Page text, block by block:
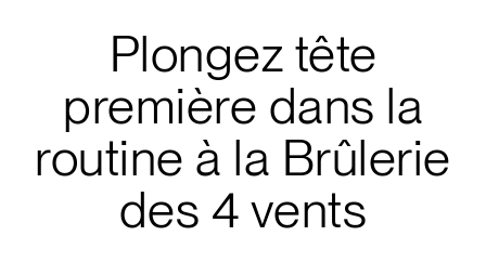
Plongez tête
première dans la
routine à la Brûlerie
des 4 vents